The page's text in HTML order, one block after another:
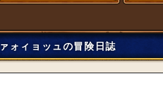
ァォィョッュの冒険日誌